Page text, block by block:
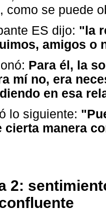
como se puede
ES dijo: "la
amigos o
Para él, la
mí no, era
en esa
lo siguiente:
cierta manera
2: